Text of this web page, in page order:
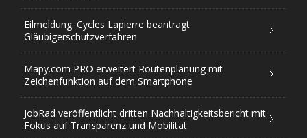
Eilmeldung: Cycles Lapierre beantragt
Gläubigerschutzverfahren
Mapy.com PRO erweitert Routenplanung mit
Zeichenfunktion auf dem Smartphone
JobRad veröffentlicht dritten Nachhaltigkeitsbericht mit
Fokus auf Transparenz und Mobilität